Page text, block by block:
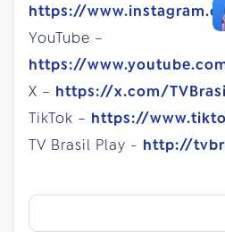
https://
YouTube –
https://
X – https://x.com/
TikTok – https://
TV Brasil Play - http://